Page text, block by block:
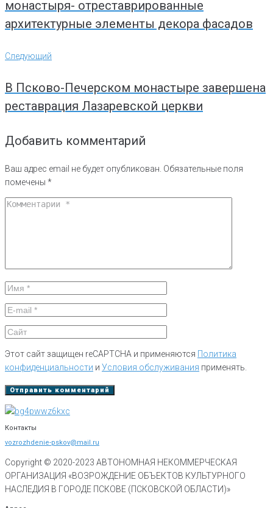
монастыря- отреставрированные
архитектурные элементы декора фасадов
Следующий
Следующий
В Псково-Печерском монастыре завершена
реставрация Лазаревской церкви
Добавить комментарий
Ваш адрес email не будет опубликован. Обязательные поля
помечены *
Этот сайт защищен reCAPTCHA и применяются Политика
конфиденциальности и Условия обслуживания применять.
Контакты
vozrozhdenie-pskov@mail.ru
Copyright © 2020-2023 АВТОНОМНАЯ НЕКОММЕРЧЕСКАЯ
ОРГАНИЗАЦИЯ «ВОЗРОЖДЕНИЕ ОБЪЕКТОВ КУЛЬТУРНОГО
НАСЛЕДИЯ В ГОРОДЕ ПСКОВЕ (ПСКОВСКОЙ ОБЛАСТИ)»